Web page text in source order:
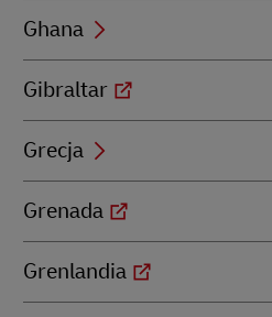
Ghana
Gibraltar
Grecja
Grenada
Grenlandia